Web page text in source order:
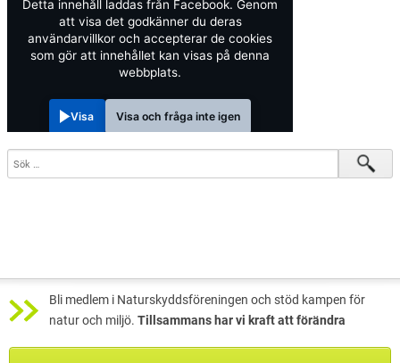
Detta innehåll laddas från Facebook. Genom
att visa det godkänner du deras
användarvillkor och accepterar de cookies
som gör att innehållet kan visas på denna
webbplats.
Visa Visa och fråga inte igen
Bli medlem i Naturskyddsföreningen och stöd kampen för
natur och miljö. Tillsammans har vi kraft att förändra